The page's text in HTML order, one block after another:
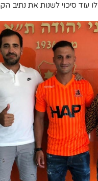
עוד סיכוי לשנות את נתיב